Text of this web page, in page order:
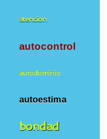
atencion
autocontrol
autodominio
autoestima
bondad